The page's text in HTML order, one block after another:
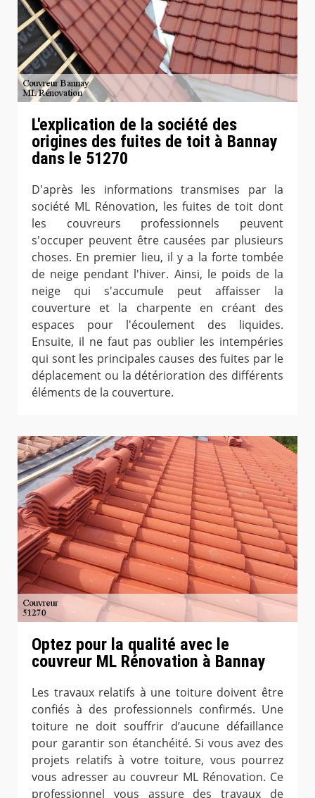
L'explication de la société des
origines des fuites de toit à Bannay
dans le 51270
D'après les informations transmises par la
société ML Rénovation, les fuites de toit dont
les couvreurs professionnels peuvent
s'occuper peuvent être causées par plusieurs
choses. En premier lieu, il y a la forte tombée
de neige pendant l'hiver. Ainsi, le poids de la
neige qui s'accumule peut affaisser la
couverture et la charpente en créant des
espaces pour l'écoulement des liquides.
Ensuite, il ne faut pas oublier les intempéries
qui sont les principales causes des fuites par le
déplacement ou la détérioration des différents
éléments de la couverture.
Optez pour la qualité avec le
couvreur ML Rénovation à Bannay
Les travaux relatifs à une toiture doivent être
confiés à des professionnels confirmés. Une
toiture ne doit souffrir d’aucune défaillance
pour garantir son étanchéité. Si vous avez des
projets relatifs à votre toiture, vous pourrez
vous adresser au couvreur ML Rénovation. Ce
professionnel vous assure des travaux de